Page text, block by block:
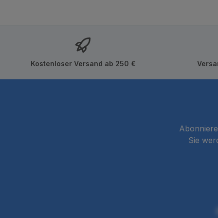
Kostenloser Versand ab 250 €
Sie